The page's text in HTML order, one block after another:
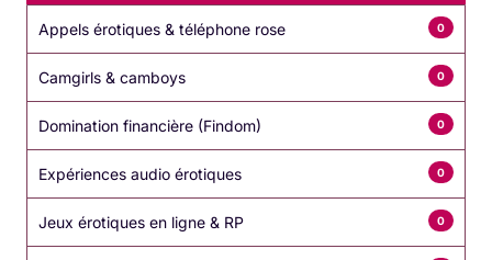
Appels érotiques & téléphone rose 0
Camgirls & camboys 0
Domination financière (Findom) 0
Expériences audio érotiques 0
Jeux érotiques en ligne & RP 0
ambiance propice à l’intimité.
Journées de bien-être: Accordez-vous des
moments dedétente
, en
utilisant des produits comme des
hydratantes, desexfoliantsou desmasques
faciauxpour prendre soin de votre corps et de
votre esprit avant de partager des moments
intimes.